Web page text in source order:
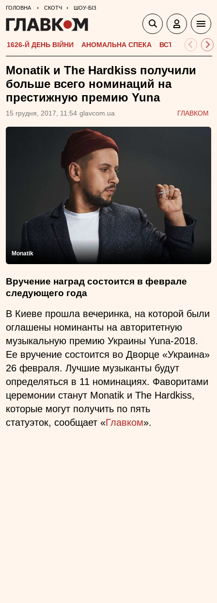
ГОЛОВНА СКОТЧ ШОУ-БІЗ
1626-Й ДЕНЬ ВІЙНИ АНОМАЛЬНА СПЕКА ВСТУПНА
Monatik и The Hardkiss получили
больше всего номинаций на
престижную премию Yuna
15 грудня, 2017, 11:54 glavcom.ua ГЛАВКОМ
Monatik
Вручение наград состоится в феврале
следующего года
В Киеве прошла вечеринка, на которой были
оглашены номинанты на авторитетную
музыкальную премию Украины Yuna-2018.
Ее вручение состоится во Дворце «Украина»
26 февраля. Лучшие музыканты будут
определяться в 11 номинациях. Фаворитами
церемонии станут Monatik и The Hardkiss,
которые могут получить по пять
статуэток, сообщает «Главком».